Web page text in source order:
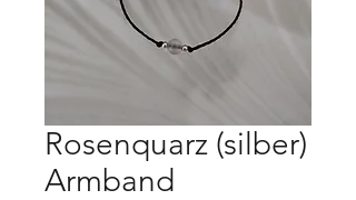
Rosenquarz (silber)
Armband